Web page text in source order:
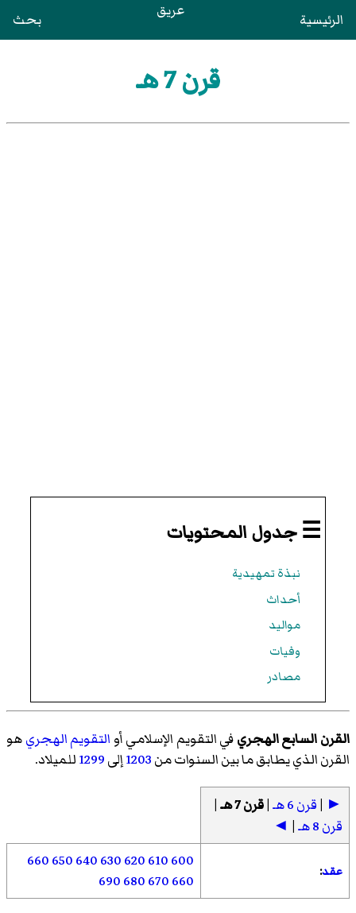
الرئيسية عريق بحث
قرن 7 هـ
☰ جدول المحتويات
نبذة تمهيدية
أحداث
مواليد
وفيات
مصادر
القرن السابع الهجريفي التقويم الإسلامي أو التقويم الهجريهو
القرن الذي يطابق ما بين السنوات من1203إلى1299للميلاد.
►
|قرن 6 هـ |قرن 7 هـ
|
قرن 8 هـ
|
◄
عقد:
600
610
620
630
640
650
660
660
670
680
690